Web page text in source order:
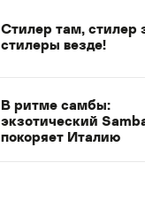
Стилер там, стилер
стилеры везде!
В ритме самбы:
экзотический
покоряет Италию